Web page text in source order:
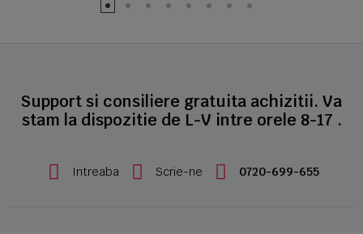
Support si consiliere gratuita achizitii. Va
stam la dispozitie de L-V intre orele 8-17 .
Intreaba Scrie-ne 0720-699-655